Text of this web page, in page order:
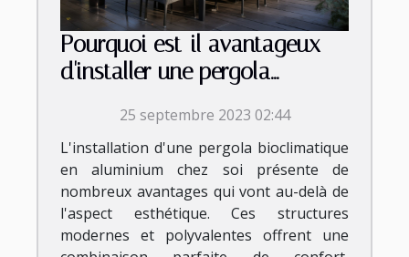
Pourquoi est-il avantageux
d'installer une pergola
25 septembre 2023 02:44
L'installation d'une pergola bioclimatique
en aluminium chez soi présente de
nombreux avantages qui vont au-delà de
l'aspect esthétique. Ces structures
modernes et polyvalentes offrent une